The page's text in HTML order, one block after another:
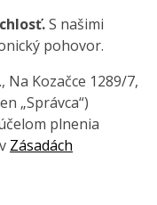
S našimi
pohovor.
Na Kozačce 1289/7,
„Správca“)
plnenia
Zásadách